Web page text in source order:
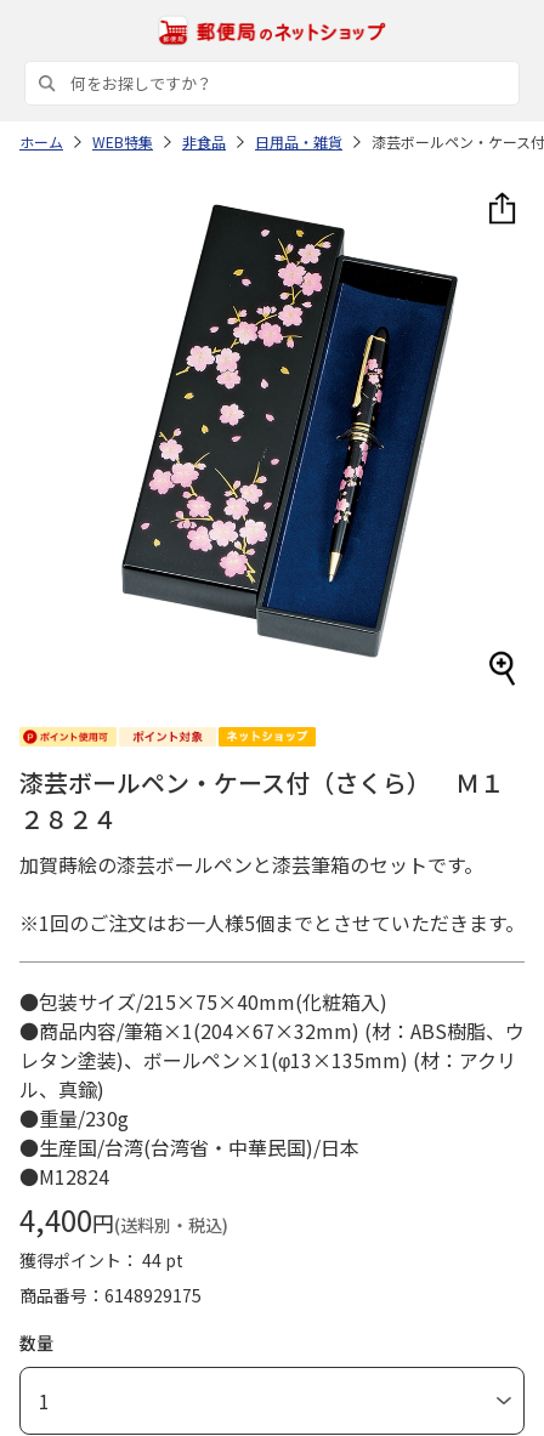
ホーム WEB特集 非食品 日用品・雑貨 漆芸ボールペン・ケース
漆芸ボールペン・ケース付（さくら） Ｍ１
２８２４
加賀蒔絵の漆芸ボールペンと漆芸筆箱のセットです。
※1回のご注文はお一人様5個までとさせていただきます。
●包装サイズ/215×75×40mm(化粧箱入)
●商品内容/筆箱×1(204×67×32mm) (材：ABS樹脂、ウ
レタン塗装)、ボールペン×1(φ13×135mm) (材：アクリ
ル、真鍮)
●重量/230g
●生産国/台湾(台湾省・中華民国)/日本
●M12824
4,400円(送料別・税込)
獲得ポイント： 44 pt
商品番号
6148929175
数量
1